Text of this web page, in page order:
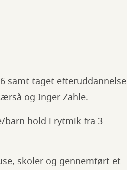
samt taget efteruddannelse
og Inger Zahle.
barn hold i rytmik fra 3
skoler og gennemført et